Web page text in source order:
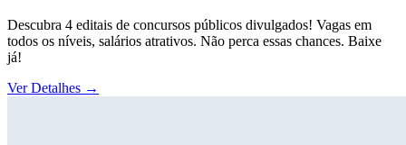
Descubra 4 editais de concursos públicos divulgados! Vagas em
todos os níveis, salários atrativos. Não perca essas chances. Baixe
já!
Ver Detalhes →